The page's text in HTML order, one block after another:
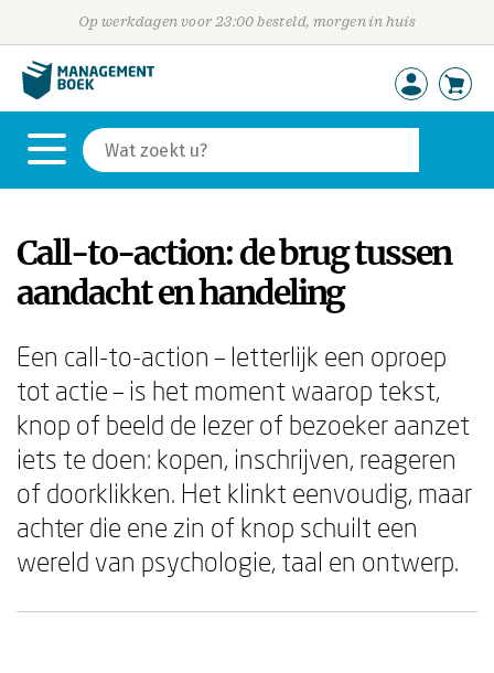
Op werkdagen voor 23:00 besteld, morgen in huis
Call-to-action: de brug tussen
aandacht en handeling
Een call-to-action – letterlijk een oproep
tot actie – is het moment waarop tekst,
knop of beeld de lezer of bezoeker aanzet
iets te doen: kopen, inschrijven, reageren
of doorklikken. Het klinkt eenvoudig, maar
achter die ene zin of knop schuilt een
wereld van psychologie, taal en ontwerp.